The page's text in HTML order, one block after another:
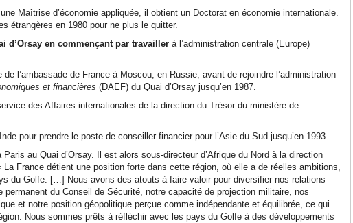
Maîtrise d’économie appliquée, il obtient un Doctorat en économie internationale.
étrangères en 1980 pour ne plus le quitter.
d’Orsay en commençant par travailler à l’administration centrale (Europe)
l’ambassade de France à Moscou, en Russie, avant de rejoindre l’administration
et financières (DAEF) du Quai d’Orsay jusqu’en 1987.
des Affaires internationales de la direction du Trésor du ministère de
pour prendre le poste de conseiller financier pour l’Asie du Sud jusqu’en 1993.
au Quai d’Orsay. Il est alors sous-directeur d’Afrique du Nord à la direction
La France détient une position forte dans cette région, où elle a de réelles ambitions,
du Golfe. […] Nous avons des atouts à faire valoir pour diversifier nos relations
du Conseil de Sécurité, notre capacité de projection militaire, nos
et notre position géopolitique perçue comme indépendante et équilibrée, ce qui
Nous sommes prêts à réfléchir avec les pays du Golfe à des développements